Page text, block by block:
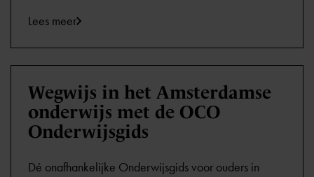
Lees meer
Wegwijs in het Amsterdamse
onderwijs met de OCO
Onderwijsgids
Dé onafhankelijke Onderwijsgids voor ouders in